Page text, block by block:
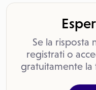
Se la risposta
registrati o
gratuitamente la